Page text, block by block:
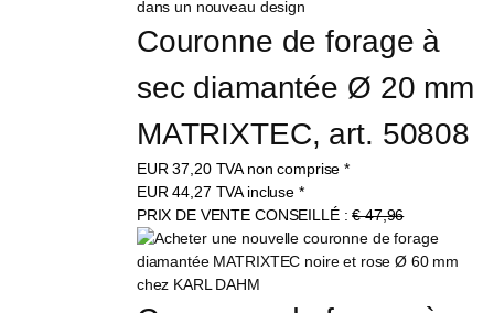
Couronne de forage à
sec diamantée Ø 20 mm
MATRIXTEC, art. 50808
EUR37,20 TVA non comprise *
EUR44,27 TVA incluse *
PRIX DE VENTE CONSEILLÉ :€ 47,96